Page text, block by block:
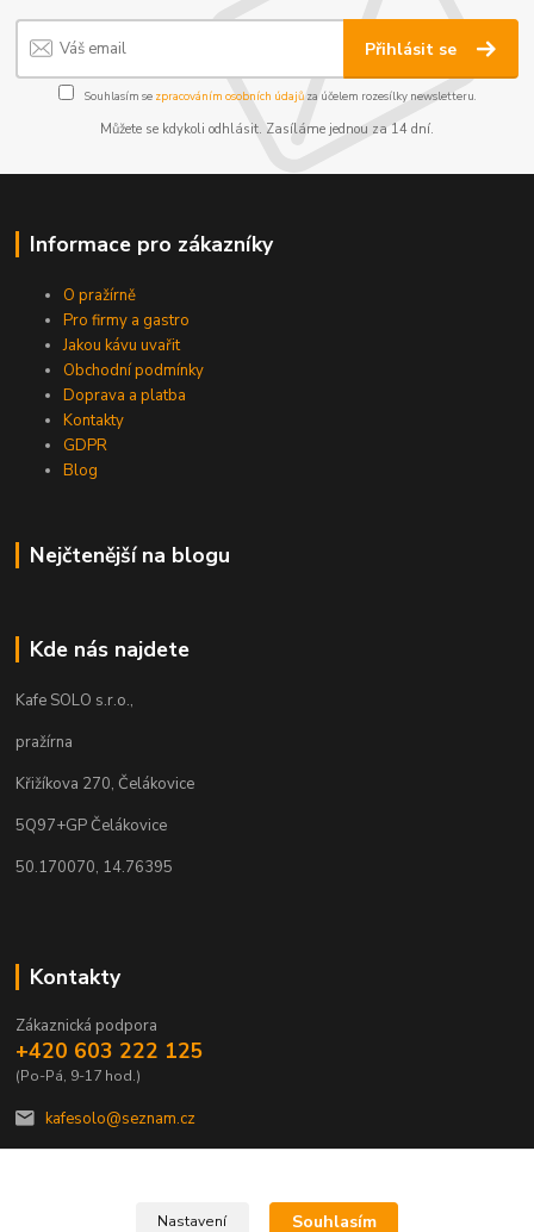
Přihlásit se
Souhlasím se zpracováním osobních údajůza účelem rozesílky newsletteru.
Můžete se kdykoli odhlásit. Zasíláme jednou za 14 dní.
Informace pro zákazníky
O pražírně
Pro firmy a gastro
Jakou kávu uvařit
Obchodní podmínky
Doprava a platba
Kontakty
GDPR
Blog
Nejčtenější na blogu
Kde nás najdete
Kafe SOLO s.r.o.,
pražírna
Křižíkova 270, Čelákovice
5Q97+GP Čelákovice
50.170070, 14.76395
Kontakty
Zákaznická podpora
+420 603 222 125
(Po-Pá, 9-17 hod.)
kafesolo@seznam.cz
Nastavení Souhlasím